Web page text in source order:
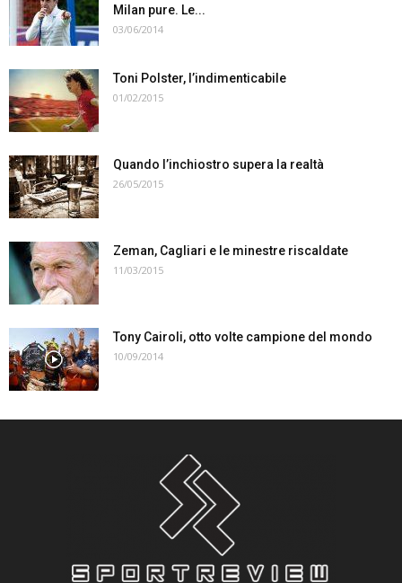
Milan pure. Le...
03/06/2014
Toni Polster, l’indimenticabile
01/02/2015
Quando l’inchiostro supera la realtà
26/05/2015
Zeman, Cagliari e le minestre riscaldate
11/03/2015
Tony Cairoli, otto volte campione del mondo
10/09/2014